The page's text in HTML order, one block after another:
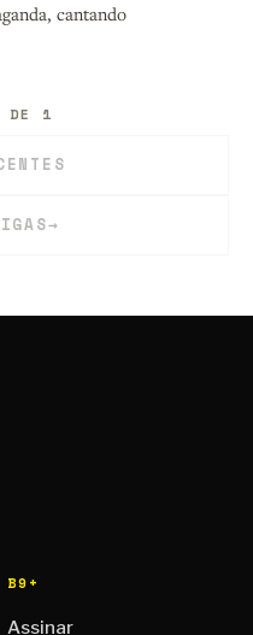
cantando
DE 1
→
B9+
Assinar